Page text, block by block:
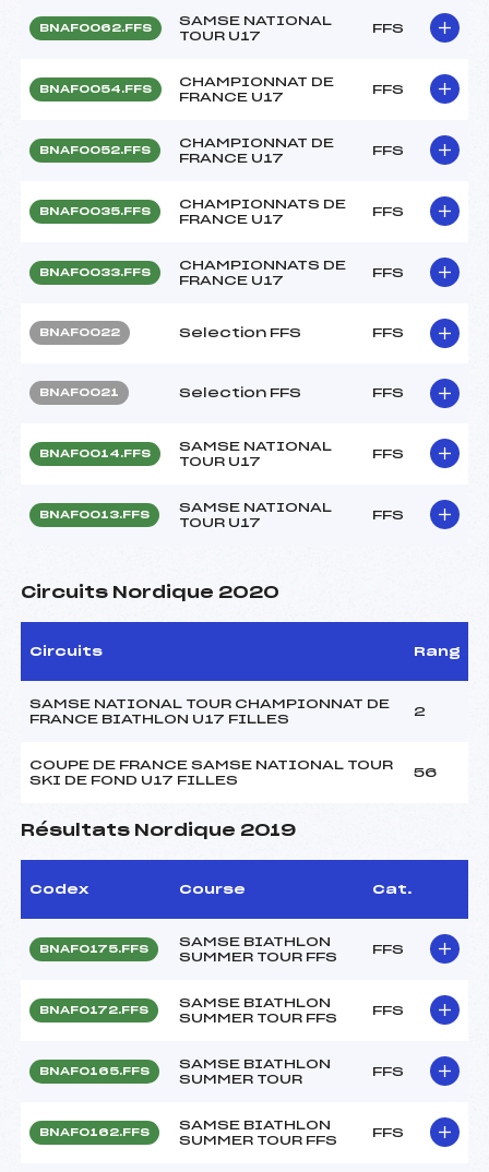
BNAF0062.FFS
SAMSE NATIONAL
TOUR U17
FFS
BNAF0054.FFS
CHAMPIONNAT DE
FRANCE U17
FFS
BNAF0052.FFS
CHAMPIONNAT DE
FRANCE U17
FFS
BNAF0035.FFS
CHAMPIONNATS DE
FRANCE U17
FFS
BNAF0033.FFS
CHAMPIONNATS DE
FRANCE U17
FFS
BNAF0022 Selection FFS FFS
BNAF0021 Selection FFS FFS
BNAF0014.FFS
SAMSE NATIONAL
TOUR U17
FFS
BNAF0013.FFS
SAMSE NATIONAL
TOUR U17
FFS
Circuits Nordique 2020
Circuits Rang
SAMSE NATIONAL TOUR CHAMPIONNAT DE
FRANCE BIATHLON U17 FILLES
2
COUPE DE FRANCE SAMSE NATIONAL TOUR
SKI DE FOND U17 FILLES
56
Résultats Nordique 2019
Codex Course Cat.
BNAF0175.FFS
SAMSE BIATHLON
SUMMER TOUR FFS
FFS
BNAF0172.FFS
SAMSE BIATHLON
SUMMER TOUR FFS
FFS
BNAF0165.FFS
SAMSE BIATHLON
SUMMER TOUR
FFS
BNAF0162.FFS
SAMSE BIATHLON
SUMMER TOUR FFS
FFS